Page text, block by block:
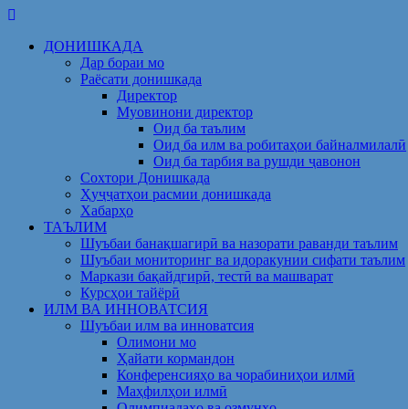
Skip
contentДОНИШКАДА
Дар бораи мо
Раёсати донишкада
Директор
Муовинони директор
Оид ба таълим
Оид ба илм ва робитаҳои байналмилалӣ
Оид ба тарбия ва рушди ҷавонон
Сохтори Донишкада
Ҳуҷҷатҳои расмии донишкада
Хабарҳо
ТАЪЛИМ
Шуъбаи банақшагирӣ ва назорати раванди таълим
Шуъбаи мониторинг ва идоракунии сифати таълим
Маркази бақайдгирӣ, тестӣ ва машварат
Курсҳои тайёрӣ
ИЛМ ВА ИННОВАТСИЯ
Шуъбаи илм ва инноватсия
Олимони мо
Ҳайати кормандон
Конференсияҳо ва чорабиниҳои илмӣ
Маҳфилҳои илмӣ